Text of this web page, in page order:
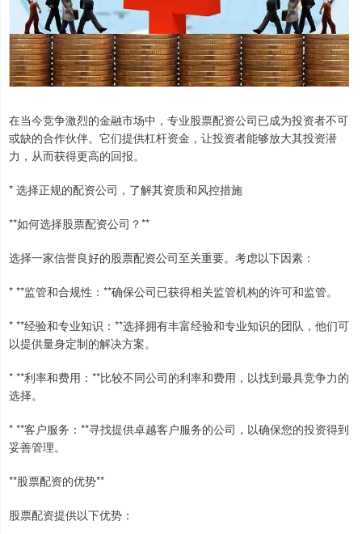
在当今竞争激烈的金融市场中，专业股票配资公司已成为投资者不可
或缺的合作伙伴。它们提供杠杆资金，让投资者能够放大其投资潜
力，从而获得更高的回报。
* 选择正规的配资公司，了解其资质和风控措施
**如何选择股票配资公司？**
选择一家信誉良好的股票配资公司至关重要。考虑以下因素：
* **监管和合规性：**确保公司已获得相关监管机构的许可和监管。
* **经验和专业知识：**选择拥有丰富经验和专业知识的团队，他们可
以提供量身定制的解决方案。
* **利率和费用：**比较不同公司的利率和费用，以找到最具竞争力的
选择。
* **客户服务：**寻找提供卓越客户服务的公司，以确保您的投资得到
妥善管理。
**股票配资的优势**
股票配资提供以下优势：